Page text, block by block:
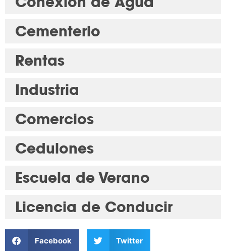
Cementerio
Rentas
Industria
Comercios
Cedulones
Escuela de Verano
Licencia de Conducir
Facebook Twitter